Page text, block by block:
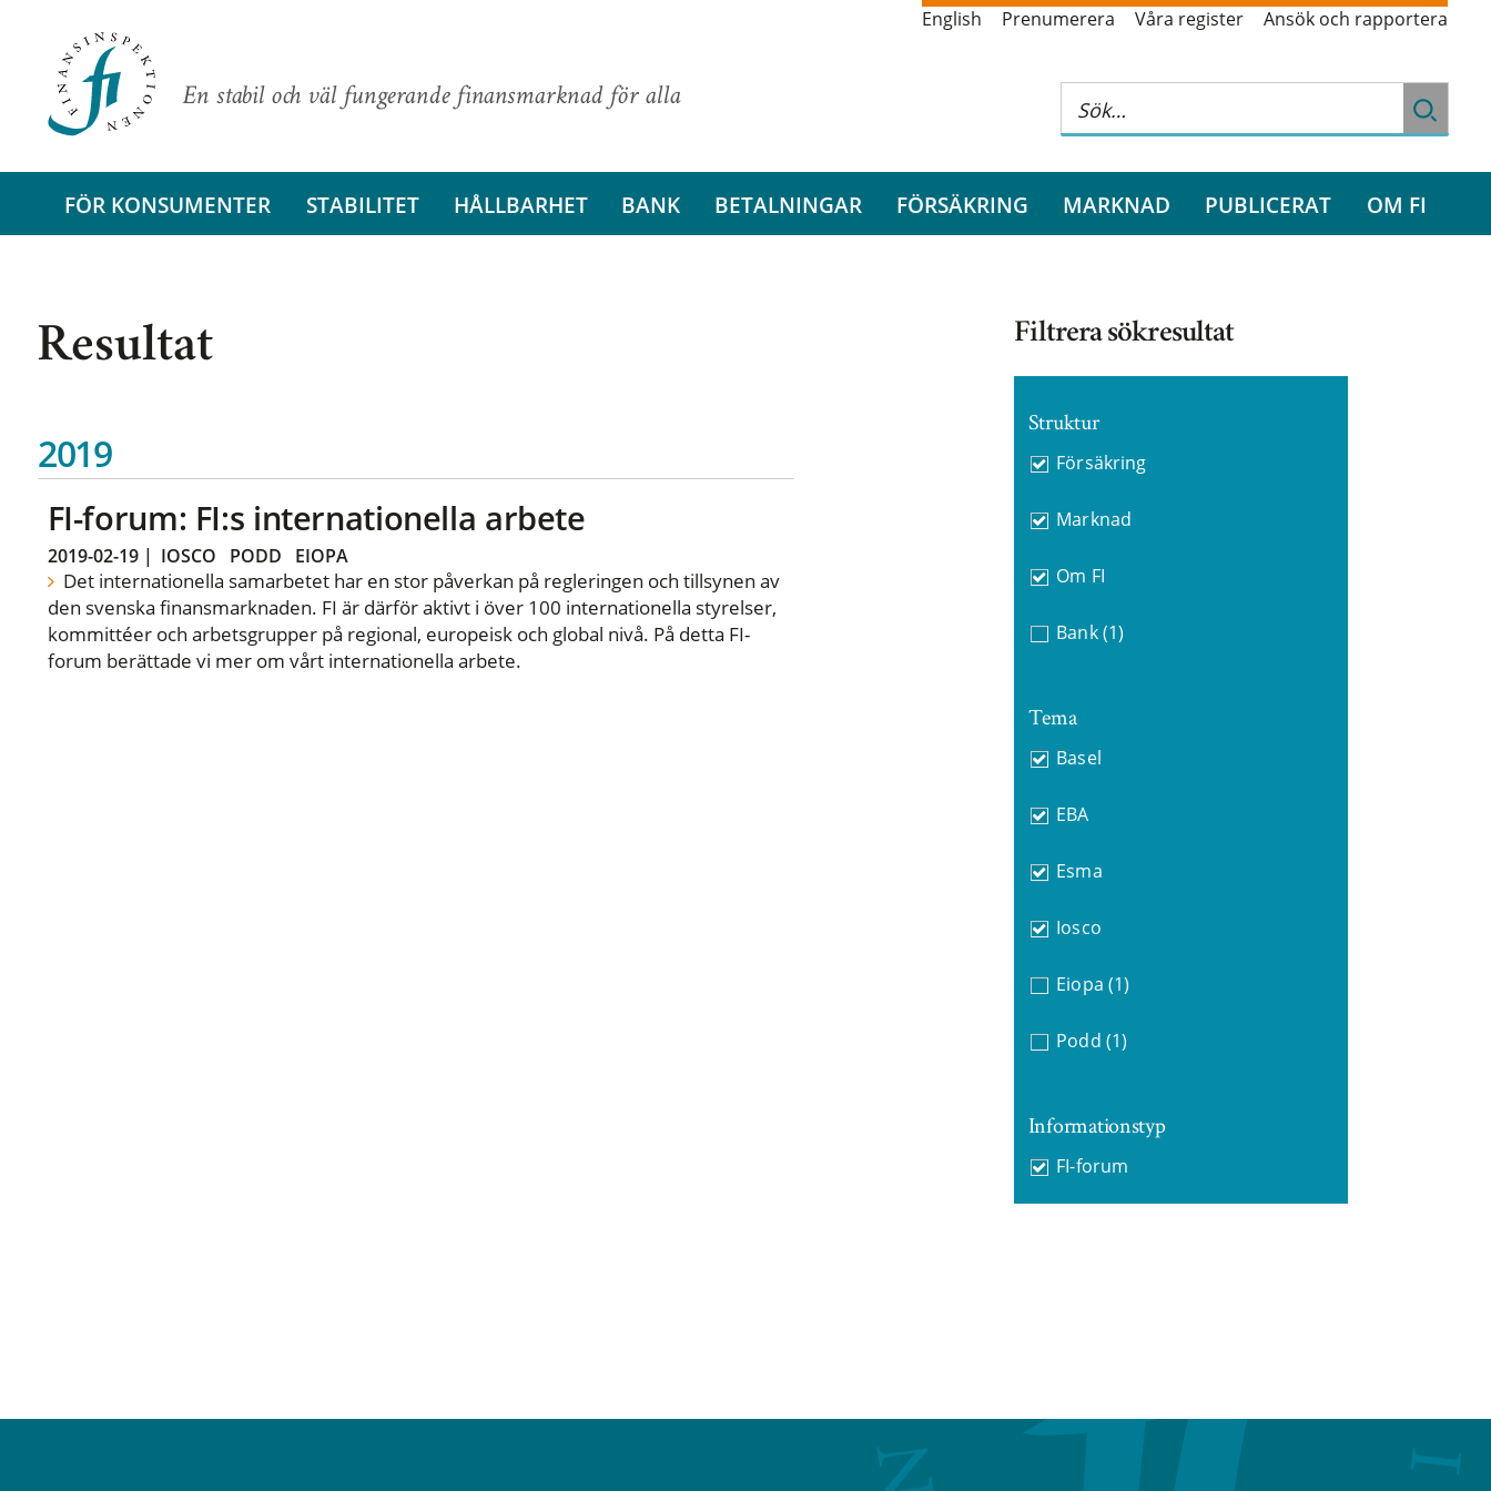
En stabil och väl fungerande finansmarknad för alla
English Prenumerera Våra register Ansök och rapportera
FÖR KONSUMENTER STABILITET HÅLLBARHET BANK BETALNINGAR FÖRSÄKRING MARKNAD PUBLICERAT OM FI
Resultat
2019
FI-forum: FI:s internationella arbete
2019-02-19| IOSCO PODD EIOPA
Det internationella samarbetet har en stor påverkan på regleringen och tillsynen av
den svenska finansmarknaden. FI är därför aktivt i över 100 internationella styrelser,
kommittéer och arbetsgrupper på regional, europeisk och global nivå. På detta FI-
forum berättade vi mer om vårt internationella arbete.
Filtrera sökresultat
Struktur
Försäkring
Marknad
Om FI
Bank (1)
Tema
Basel
EBA
Esma
Iosco
Eiopa (1)
Podd (1)
Informationstyp
FI-forum